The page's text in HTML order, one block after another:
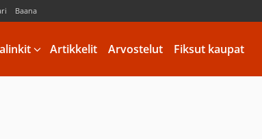
Baana
Artikkelit Arvostelut Fiksut kaupat